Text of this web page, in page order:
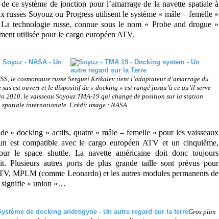
ce système de jonction pour l’amarrage de la navette spatiale à
russes Soyouz ou Progress utilisent le système « mâle – femelle »
technologie russe, connue sous le nom « Probe and drogue »
utilisée pour le cargo européen ATV.
le cosmonaute russe Serguei Krikalev tient l’adaptateur d’amarrage du
est ouvert et le dispositif de « docking » est rangé jusqu’à ce qu’il serve
2010, le vaisseau Soyouz TMA-19 qui change de position sur la station
spatiale internationale. Crédit image : NASA.
« docking » actifs, quatre « mâle – femelle » pour les vaisseaux
est compatible avec le cargo européen ATV et un cinquième,
le space shuttle. La navette américaine doit donc toujours
Plusieurs autres ports de plus grande taille sont prévus pour
MPLM (comme Leonardo) et les autres modules permanents de
signifie « union »…
Gros plan